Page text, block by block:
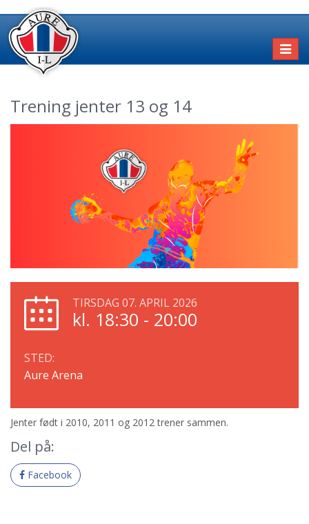
Trening jenter 13 og 14
TIRSDAG 07. APRIL 2026
kl. 18:30 - 20:00
STED:
Aure Arena
Jenter født i 2010, 2011 og 2012 trener sammen.
Del på:
Facebook